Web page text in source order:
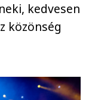
kedvesen
közönség